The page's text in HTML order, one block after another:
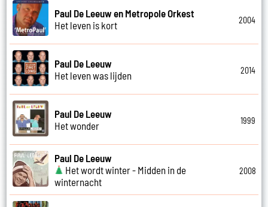
Paul De Leeuw en Metropole Orkest
Het leven is kort
2004
Paul De Leeuw
Het leven was lijden
2014
Paul De Leeuw
Het wonder
1999
Paul De Leeuw
Het wordt winter - Midden in de
winternacht
2008